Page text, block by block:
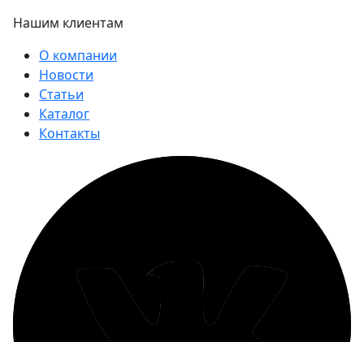
Нашим клиентам
О компании
Новости
Статьи
Каталог
Контакты